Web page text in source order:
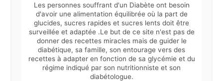
Les personnes souffrant d'un Diabète ont besoin
d'avoir une alimentation équilibrée où la part de
glucides, sucres rapides et sucres lents doit être
surveillée et adaptée .Le but de ce site n'est pas de
donner des recettes miracles mais de guider le
diabétique, sa famille, son entourage vers des
recettes à adapter en fonction de sa glycémie et du
régime indiqué par son nutritionniste et son
diabétologue.